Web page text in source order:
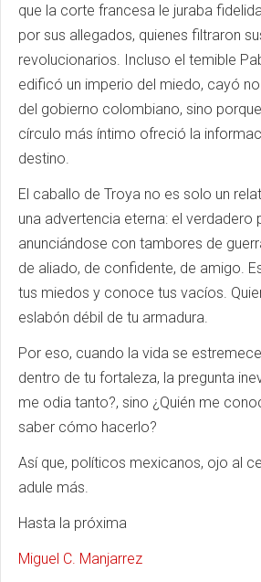
que la corte francesa le juraba
por sus allegados, quienes filtraron
revolucionarios. Incluso el temible
edificó un imperio del miedo, cayó
del gobierno colombiano, sino
círculo más íntimo ofreció la
destino.
El caballo de Troya no es solo un
una advertencia eterna: el verdadero
anunciándose con tambores de
de aliado, de confidente, de amigo.
tus miedos y conoce tus vacíos.
eslabón débil de tu armadura.
Por eso, cuando la vida se
dentro de tu fortaleza, la pregunta
me odia tanto?, sino ¿Quién me
saber cómo hacerlo?
Así que, políticos mexicanos, ojo al
adule más.
Hasta la próxima
Miguel C. Manjarrez